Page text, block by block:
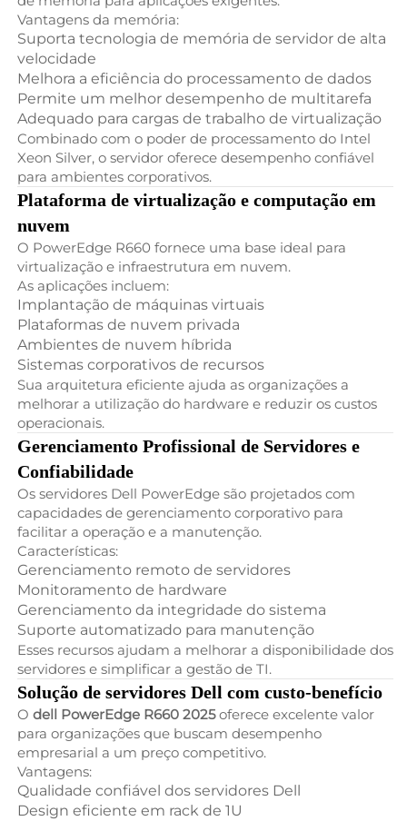
Vantagens da memória:
Suporta tecnologia de memória de servidor de alta
velocidade
Melhora a eficiência do processamento de dados
Permite um melhor desempenho de multitarefa
Adequado para cargas de trabalho de virtualização
Combinado com o poder de processamento do Intel
Xeon Silver, o servidor oferece desempenho confiável
para ambientes corporativos.
Plataforma de virtualização e computação em
nuvem
O PowerEdge R660 fornece uma base ideal para
virtualização e infraestrutura em nuvem.
As aplicações incluem:
Implantação de máquinas virtuais
Plataformas de nuvem privada
Ambientes de nuvem híbrida
Sistemas corporativos de recursos
Sua arquitetura eficiente ajuda as organizações a
melhorar a utilização do hardware e reduzir os custos
operacionais.
Gerenciamento Profissional de Servidores e
Confiabilidade
Os servidores Dell PowerEdge são projetados com
capacidades de gerenciamento corporativo para
facilitar a operação e a manutenção.
Características:
Gerenciamento remoto de servidores
Monitoramento de hardware
Gerenciamento da integridade do sistema
Suporte automatizado para manutenção
Esses recursos ajudam a melhorar a disponibilidade dos
servidores e simplificar a gestão de TI.
Solução de servidores Dell com custo-benefício
O dell PowerEdge R660 2025oferece excelente valor
para organizações que buscam desempenho
empresarial a um preço competitivo.
Vantagens:
Qualidade confiável dos servidores Dell
Design eficiente em rack de 1U